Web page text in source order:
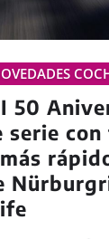
50
serie